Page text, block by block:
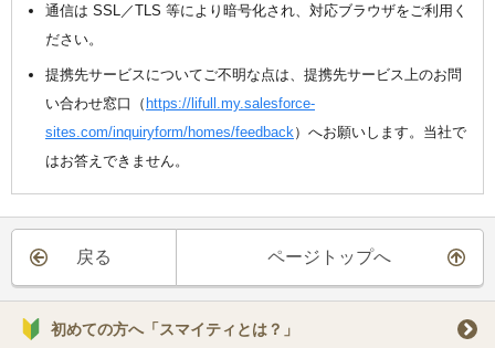
通信は SSL／TLS 等により暗号化され、対応ブラウザをご利用く
ださい。
提携先サービスについてご不明な点は、提携先サービス上のお問
い合わせ窓口（ https://lifull.my.salesforce-
sites.com/inquiryform/homes/feedback ）へお願いします。当社で
はお答えできません。
戻る ページトップへ
初めての方へ「スマイティとは？」